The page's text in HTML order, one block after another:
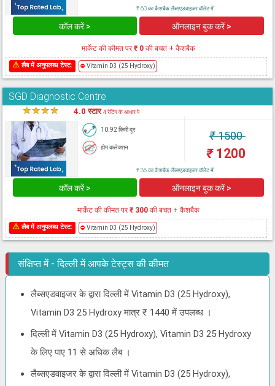
₹ 60 का कैशबैक लैब्सएडवाइजर वॉलेट में
कॉल करें > ऑनलाइन बुक करें >
मार्केट की कीमत पर₹ 0की बचत + कैशबैक
⚠लैब में अनुपलब्ध टेस्ट: ⛔ Vitamin D3 (25 Hydroxy)
SGD Diagnostic Centre
★★★★ 4.0 स्टार4 रेटिंग के आधार पे
10.92 किमी दूर
होम कलेक्शन
₹1500
₹1200
₹ 36 का कैशबैक लैब्सएडवाइजर वॉलेट में
कॉल करें > ऑनलाइन बुक करें >
मार्केट की कीमत पर₹ 300की बचत + कैशबैक
⚠लैब में अनुपलब्ध टेस्ट: ⛔ Vitamin D3 (25 Hydroxy)
संक्षिप्त में - दिल्ली में आपके टेस्ट्स की कीमत
लैब्सएडवाइजर के द्वारा दिल्ली में Vitamin D3 (25 Hydroxy),
Vitamin D3 25 Hydroxy मात्र ₹ 1440 में उपलब्ध ।
दिल्ली में Vitamin D3 (25 Hydroxy), Vitamin D3 25 Hydroxy
के लिए पाए 11 से अधिक लैब ।
लैब्सएडवाइजर के द्वारा दिल्ली में Vitamin D3 (25 Hydroxy),